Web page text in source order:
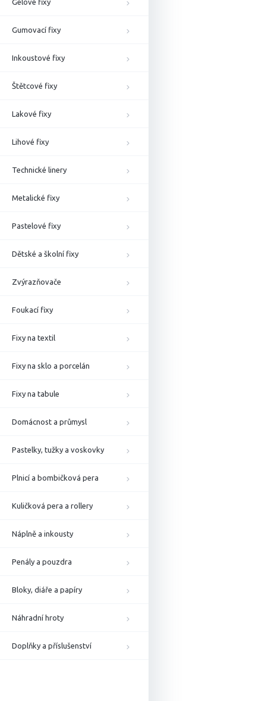
Gelové fixy
Gumovací fixy
Inkoustové fixy
Štětcové fixy
Lakové fixy
Lihové fixy
Technické linery
Metalické fixy
Pastelové fixy
Dětské a školní fixy
Zvýrazňovače
Foukací fixy
Fixy na textil
Fixy na sklo a porcelán
Fixy na tabule
Domácnost a průmysl
Pastelky, tužky a voskovky
Plnicí a bombičková pera
Kuličková pera a rollery
Náplně a inkousty
Penály a pouzdra
Bloky, diáře a papíry
Náhradní hroty
Doplňky a příslušenství